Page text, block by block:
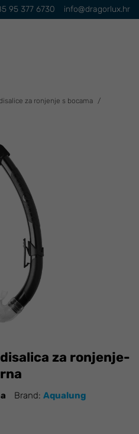
info@dragorlux.hr
95 377 6730
za ronjenje s bocama
za ronjenje-
Brand: Aqualung